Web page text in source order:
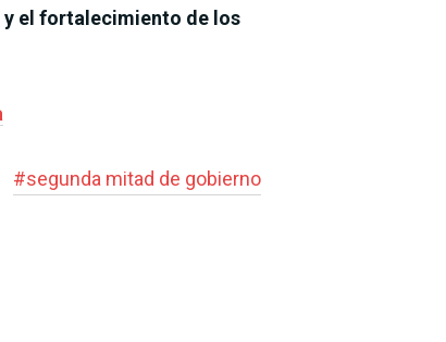
el fortalecimiento de los
#segunda mitad de gobierno